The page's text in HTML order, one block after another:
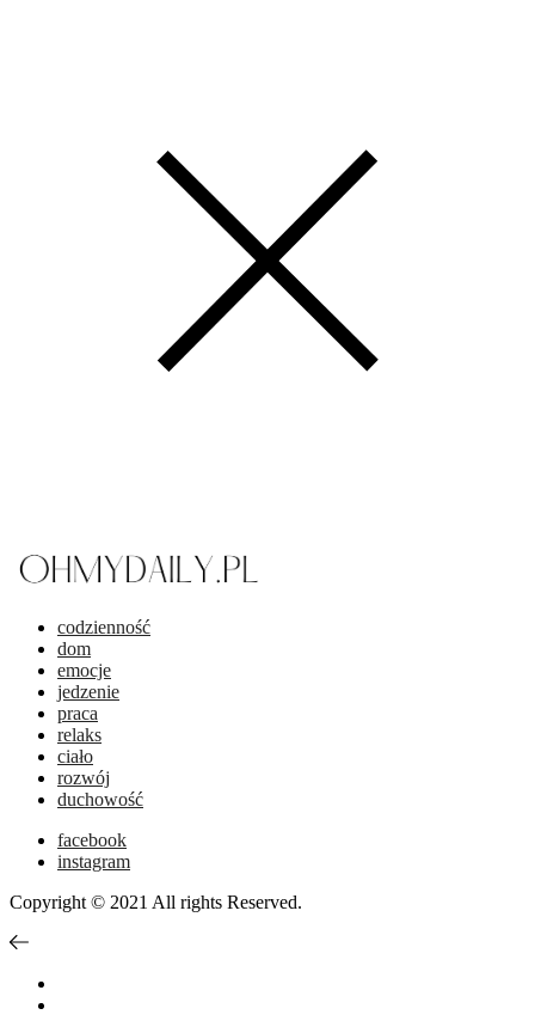
codzienność
dom
emocje
jedzenie
praca
relaks
ciało
rozwój
duchowość
facebook
instagram
Copyright © 2021 All rights Reserved.